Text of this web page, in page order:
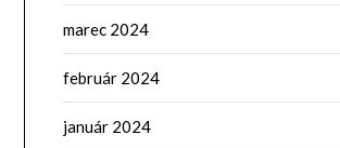
marec 2024
február 2024
január 2024